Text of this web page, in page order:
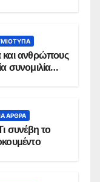
και ανθρώπους
συνομιλία
ΑΡΘΡΑ
συνέβη το
ο χάρτης ντοκουμέντο